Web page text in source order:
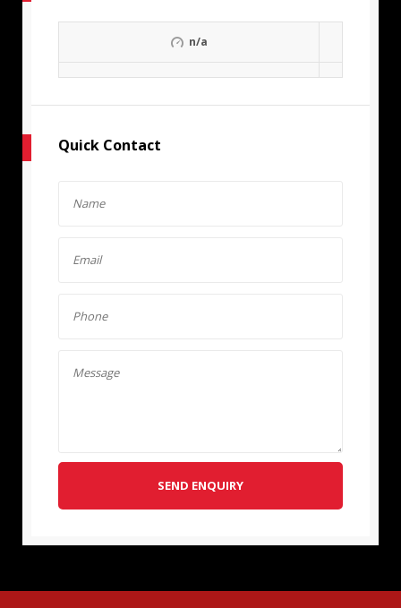
n/a
Quick Contact
SEND ENQUIRY